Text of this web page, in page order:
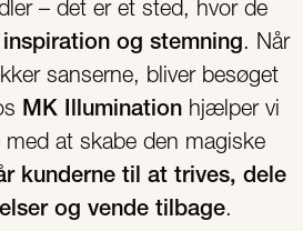
– det er et sted, hvor de
og stemning. Når
sanserne, bliver besøget
MK Illumination hjælper vi
at skabe den magiske
kunderne til at trives, dele
og vende tilbage.